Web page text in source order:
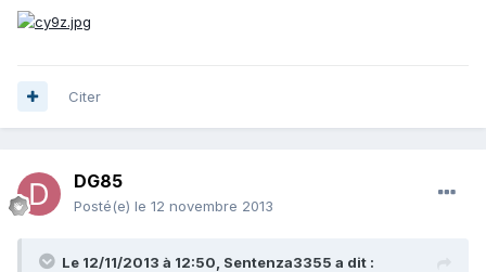
Citer
DG85
Posté(e) le 12 novembre 2013
Le 12/11/2013 à 12:50, Sentenza3355 a dit :